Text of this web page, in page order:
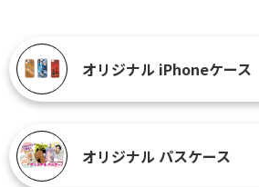
オリジナル iPhoneケース
オリジナル パスケース